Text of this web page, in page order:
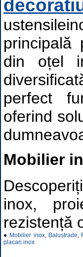
principală
din oțel
perfect
oferind
Mobilier
inox,
rezistență
● Mobilier inox, Balustrade,
placari inox